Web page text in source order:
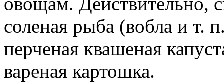
соленая рыба (вобла и т.
перченая квашеная
вареная картошка.